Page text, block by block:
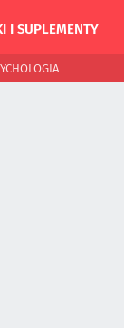
I SUPLEMENTY